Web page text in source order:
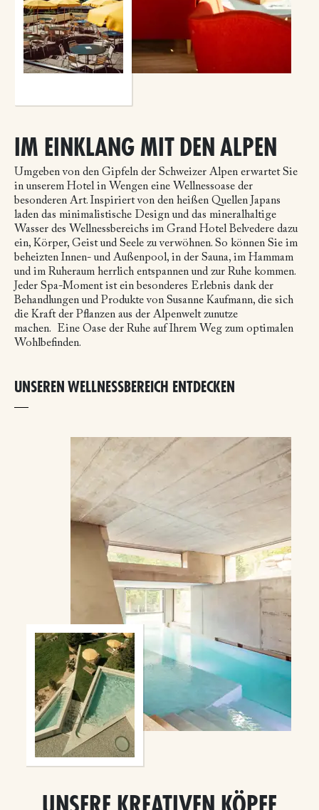
IM EINKLANG MIT DEN ALPEN
Umgeben von den Gipfeln der Schweizer Alpen erwartet Sie
in unserem Hotel in Wengen eine Wellnessoase der
besonderen Art. Inspiriert von den heißen Quellen Japans
laden das minimalistische Design und das mineralhaltige
Wasser des Wellnessbereichs im Grand Hotel Belvedere dazu
ein, Körper, Geist und Seele zu verwöhnen. So können Sie im
beheizten Innen- und Außenpool, in der Sauna, im Hammam
und im Ruheraum herrlich entspannen und zur Ruhe kommen.
Jeder Spa-Moment ist ein besonderes Erlebnis dank der
Behandlungen und Produkte von Susanne Kaufmann, die sich
die Kraft der Pflanzen aus der Alpenwelt zunutze
machen.
Eine Oase der Ruhe auf Ihrem Weg zum optimalen
Wohlbefinden.
UNSEREN WELLNESSBEREICH ENTDECKEN